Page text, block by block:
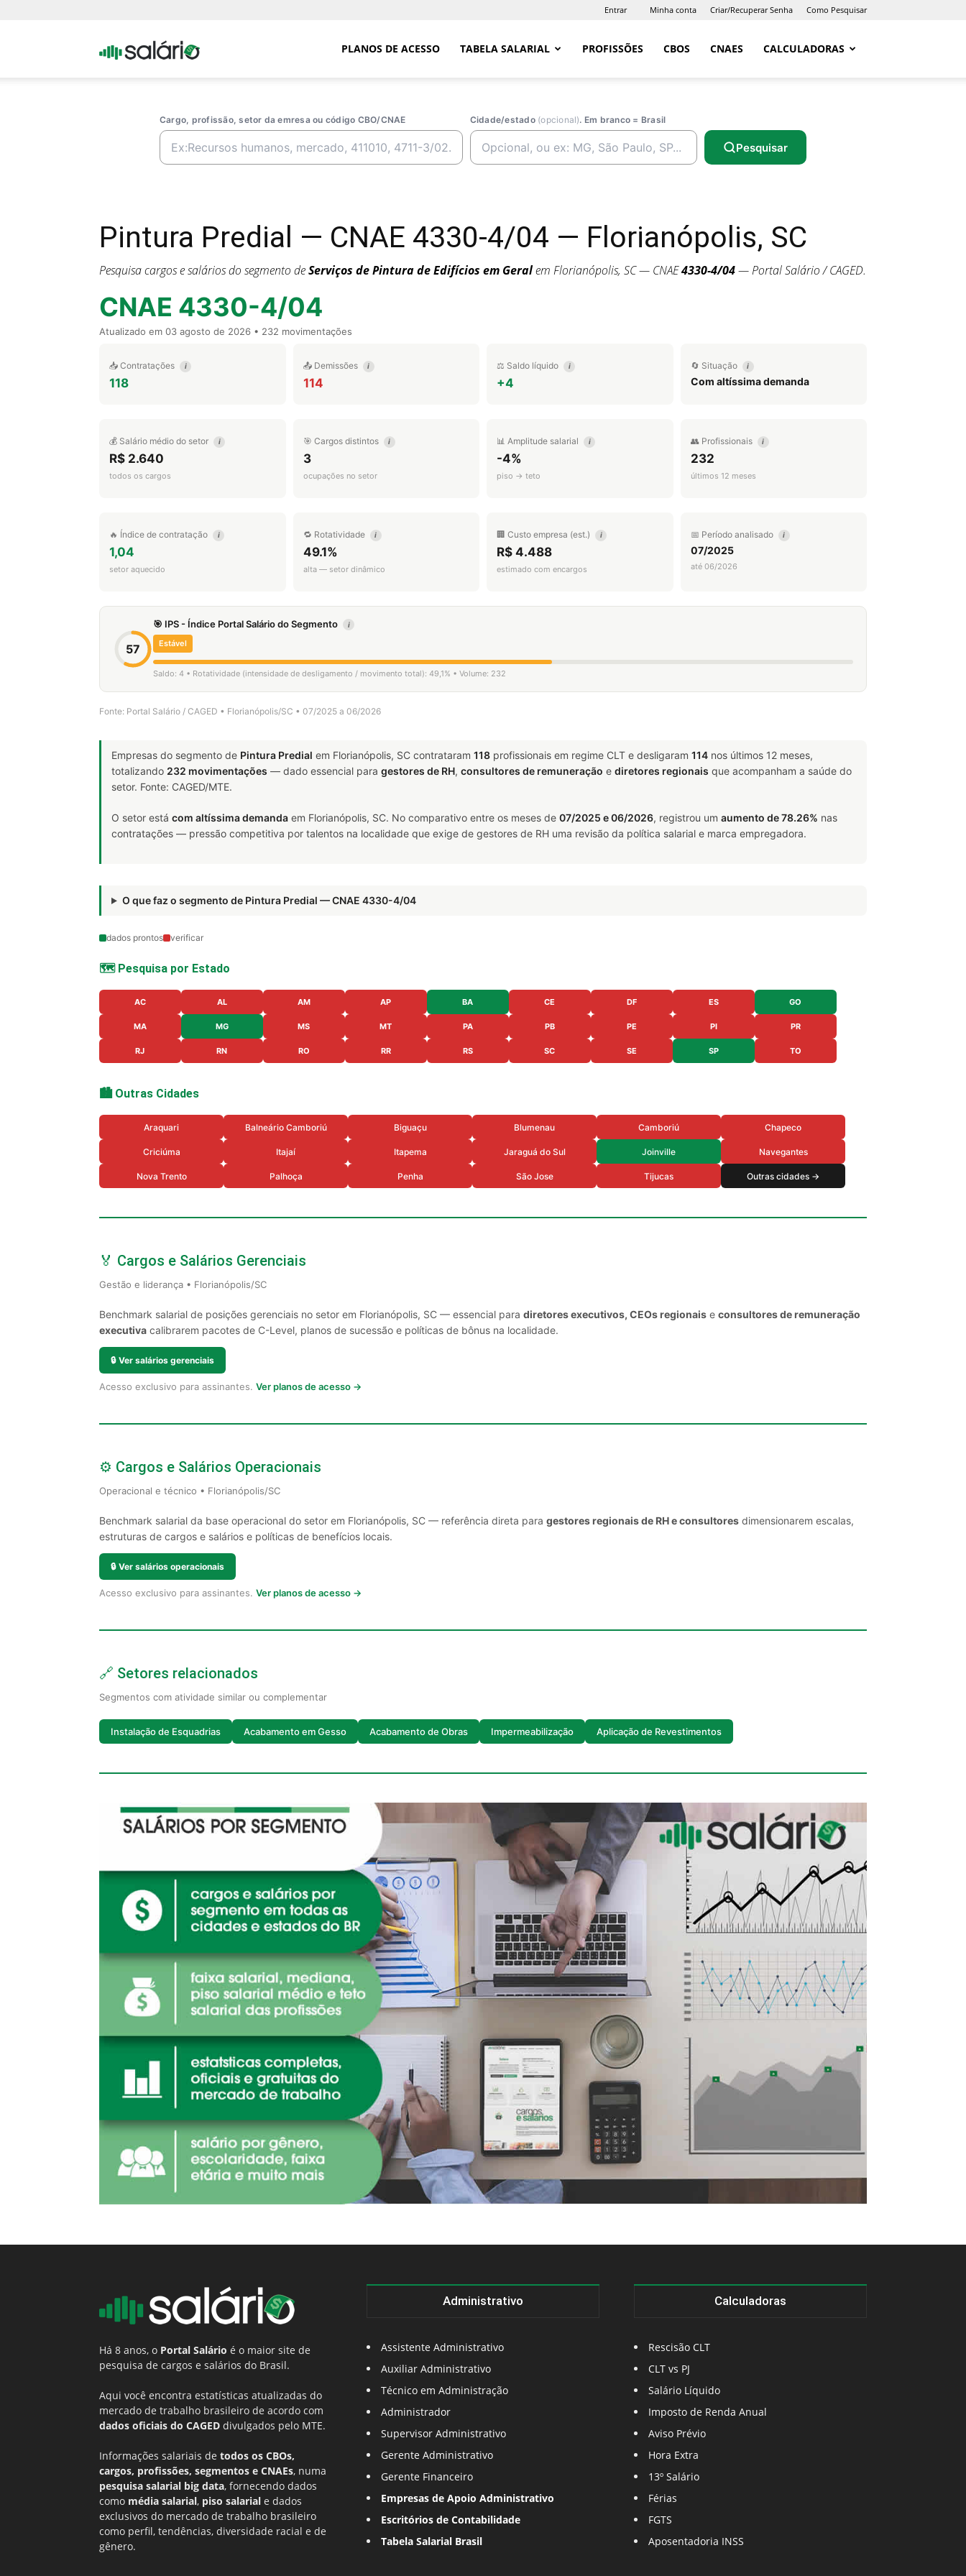
Entrar Minha conta Criar/Recuperar Senha Como Pesquisar
Portal PLANOS DE ACESSO TABELA SALARIAL PROFISSÕES CBOS CNAES CALCULADORAS
Cargo, profissão, setor da emresa ou código CBO/CNAE Cidade/estado (opcional). Em branco = Brasil
Pesquisar
Pintura Predial — CNAE 4330-4/04 — Florianópolis, SC
Pesquisa cargos e salários do segmento deServiços de Pintura de Edifícios em Geralem Florianópolis, SC — CNAE4330-4/04— Portal Salário / CAGED.
CNAE 4330-4/04
Atualizado em 03 agosto de 2026 • 232 movimentações
📥 Contratações i
118
📤 Demissões i
114
⚖️ Saldo líquido i
+4
🔄 Situação i
Com altíssima demanda
💰 Salário médio do setor i
R$ 2.640
todos os cargos
🎯 Cargos distintos i
3
ocupações no setor
📊 Amplitude salarial i
-4%
piso → teto
👥 Profissionais i
232
últimos 12 meses
🔥 Índice de contratação i
1,04
setor aquecido
🔁 Rotatividade i
49.1%
alta — setor dinâmico
🏢 Custo empresa (est.) i
R$ 4.488
estimado com encargos
📅 Período analisado i
07/2025
até 06/2026
57
🎯 IPS - Índice Portal Salário do Segmento i
Estável
Saldo: 4 • Rotatividade (intensidade de desligamento / movimento total): 49,1% • Volume: 232
Fonte: Portal Salário / CAGED • Florianópolis/SC • 07/2025 a 06/2026
Empresas do segmento de Pintura Predial em Florianópolis, SC contrataram 118 profissionais em regime CLT e desligaram 114 nos últimos 12 meses,
totalizando 232 movimentações — dado essencial para gestores de RH, consultores de remuneração e diretores regionais que acompanham a saúde do
setor. Fonte: CAGED/MTE.
O setor está com altíssima demanda em Florianópolis, SC. No comparativo entre os meses de 07/2025 e 06/2026, registrou um aumento de 78.26% nas
contratações — pressão competitiva por talentos na localidade que exige de gestores de RH uma revisão da política salarial e marca empregadora.
O que faz o segmento de Pintura Predial — CNAE 4330-4/04
dados prontos verificar
🗺️ Pesquisa por Estado
AC AL AM AP BA CE DF ES GO
MA MG MS MT PA PB PE PI PR
RJ RN RO RR RS SC SE SP TO
🏙️ Outras Cidades
Araquari Balneário Camboriú Biguaçu Blumenau Camboriú Chapeco
Criciúma Itajaí Itapema Jaraguá do Sul Joinville Navegantes
Nova Trento Palhoça Penha São Jose Tijucas Outras cidades →
🏅 Cargos e Salários Gerenciais
Gestão e liderança • Florianópolis/SC
Benchmark salarial de posições gerenciais no setor em Florianópolis, SC — essencial para diretores executivos, CEOs regionais e consultores de remuneração
executiva calibrarem pacotes de C-Level, planos de sucessão e políticas de bônus na localidade.
🔒 Ver salários gerenciais
Acesso exclusivo para assinantes. Ver planos de acesso →
⚙️ Cargos e Salários Operacionais
Operacional e técnico • Florianópolis/SC
Benchmark salarial da base operacional do setor em Florianópolis, SC — referência direta para gestores regionais de RH e consultores dimensionarem escalas,
estruturas de cargos e salários e políticas de benefícios locais.
🔒 Ver salários operacionais
Acesso exclusivo para assinantes. Ver planos de acesso →
🔗 Setores relacionados
Segmentos com atividade similar ou complementar
Instalação de Esquadrias Acabamento em Gesso Acabamento de Obras Impermeabilização Aplicação de Revestimentos
Há 8 anos, o Portal Salário é o maior site de
pesquisa de cargos e salários do Brasil.
Aqui você encontra estatísticas atualizadas do
mercado de trabalho brasileiro de acordo com
dados oficiais do CAGED divulgados pelo MTE.
Informações salariais de todos os CBOs,
cargos, profissões, segmentos e CNAEs, numa
pesquisa salarial big data, fornecendo dados
como média salarial, piso salarial e dados
exclusivos do mercado de trabalho brasileiro
como perfil, tendências, diversidade racial e de
gênero.
Administrativo
Assistente Administrativo
Auxiliar Administrativo
Técnico em Administração
Administrador
Supervisor Administrativo
Gerente Administrativo
Gerente Financeiro
Empresas de Apoio Administrativo
Escritórios de Contabilidade
Tabela Salarial Brasil
Calculadoras
Rescisão CLT
CLT vs PJ
Salário Líquido
Imposto de Renda Anual
Aviso Prévio
Hora Extra
13º Salário
Férias
FGTS
Aposentadoria INSS